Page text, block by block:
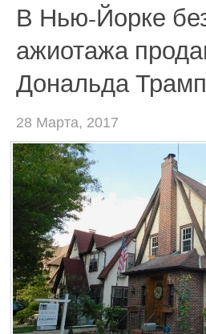
В Нью-Йорке
ажиотажа
Дональда
28 Марта, 2017